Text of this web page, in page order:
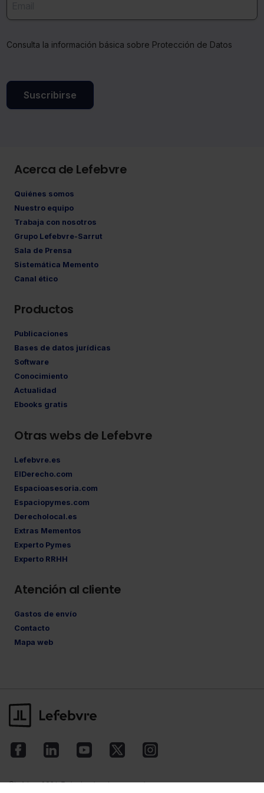
Consulta la información básica sobre Protección de Datos
Suscribirse
Acerca de Lefebvre
Quiénes somos
Nuestro equipo
Trabaja con nosotros
Grupo Lefebvre-Sarrut
Sala de Prensa
Sistemática Memento
Canal ético
Productos
Publicaciones
Bases de datos jurídicas
Software
Conocimiento
Actualidad
Ebooks gratis
Otras webs de Lefebvre
Lefebvre.es
ElDerecho.com
Espacioasesoria.com
Espaciopymes.com
Derecholocal.es
Extras Mementos
Experto Pymes
Experto RRHH
Atención al cliente
Gastos de envío
Contacto
Mapa web